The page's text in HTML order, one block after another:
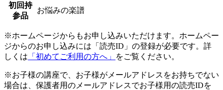
初回持
参品
お悩みの楽譜
※ホームページからもお申し込みいただけます。ホームペー
ジからのお申し込みには「読売ID」の登録が必要です。詳
しくは 「初めてご利用の方へ」 をご覧ください。
※お子様の講座で、お子様がメールアドレスをお持ちでない
場合は、保護者用のメールアドレスでお子様用の読売IDを